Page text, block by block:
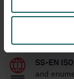
Within the
SS-EN
and